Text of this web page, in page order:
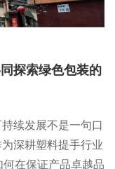
探索绿色包装的
续发展不是一句口
深耕塑料提手行业
在保证产品卓越品